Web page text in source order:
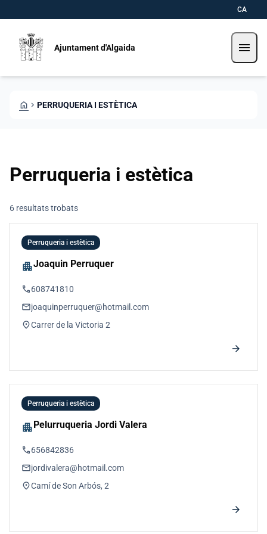
CA
Ajuntament d'Algaida menu
HOME CHEVRON_RIGHT PERRUQUERIA I ESTÈTICA
Perruqueria i estètica
6 resultats trobats
Perruqueria i estètica
apartmentJoaquin Perruquer
phone608741810
emailjoaquinperruquer@hotmail.com
location_onCarrer de la Victoria 2
arrow_forward
Perruqueria i estètica
apartmentPelurruqueria Jordi Valera
phone656842836
emailjordivalera@hotmail.com
location_onCamí de Son Arbós, 2
arrow_forward